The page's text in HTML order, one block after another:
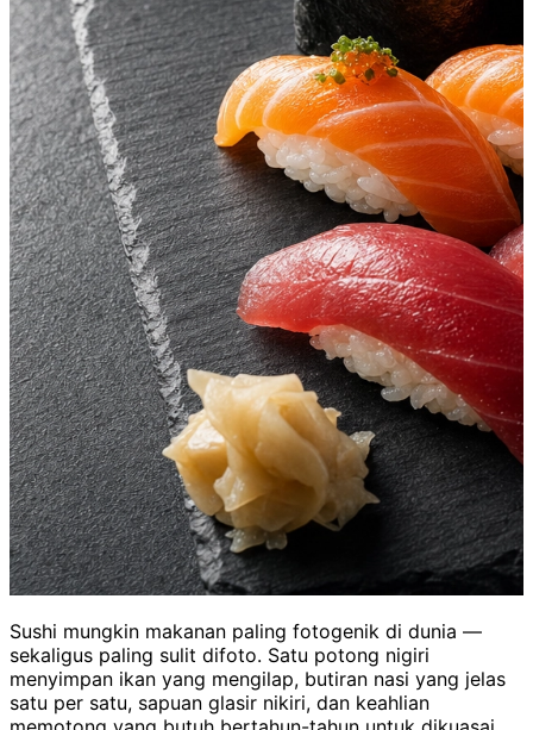
Sushi mungkin makanan paling fotogenik di dunia —
sekaligus paling sulit difoto. Satu potong nigiri
menyimpan ikan yang mengilap, butiran nasi yang jelas
satu per satu, sapuan glasir nikiri, dan keahlian